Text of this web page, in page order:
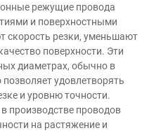
режущие провода
и поверхностными
резки, уменьшают
поверхности. Эти
диаметрах, обычно в
удовлетворять
и уровню точности.
производстве проводов
на растяжение и